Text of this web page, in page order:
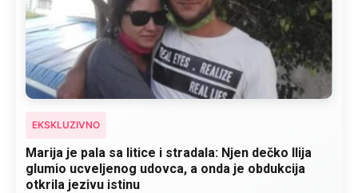
EKSKLUZIVNO
Kad se Marin suprug razbolio ona ga kupala,
pelene mu mijenjala: Jedno jutro je poslao po
čokoladu..